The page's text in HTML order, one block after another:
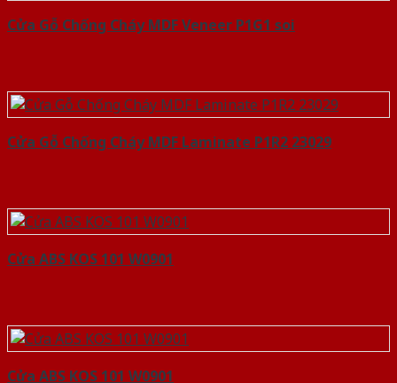
Cửa Gỗ Chống Cháy MDF Veneer P1G1 soi
Cửa Gỗ Chống Cháy MDF Laminate P1R2 23029
Cửa ABS KOS 101 W0901
Cửa ABS KOS 101 W0901